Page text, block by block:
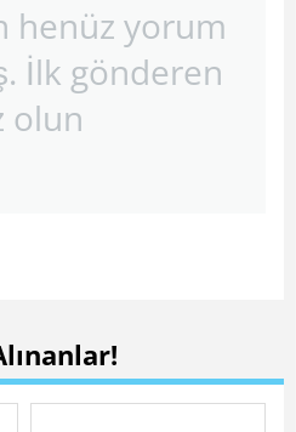
henüz yorum
İlk gönderen
olun